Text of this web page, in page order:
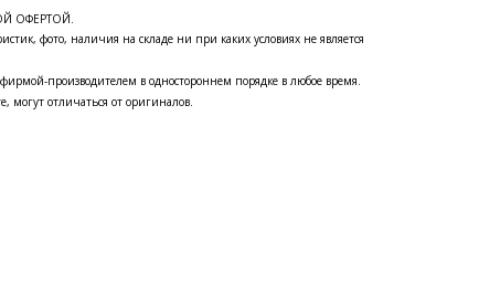
ОФЕРТОЙ.
фото, наличия на складе ни при каких условиях не является
производителем в одностороннем порядке в любое время.
могут отличаться от оригиналов.